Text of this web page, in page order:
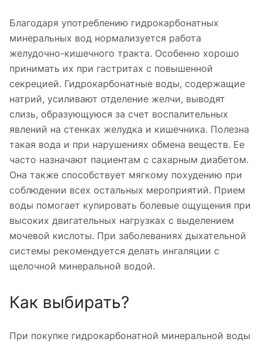
Благодаря употреблению гидрокарбонатных
минеральных вод нормализуется работа
желудочно-кишечного тракта. Особенно хорошо
принимать их при гастритах с повышенной
секрецией. Гидрокарбонатные воды, содержащие
натрий, усиливают отделение желчи, выводят
слизь, образующуюся за счет воспалительных
явлений на стенках желудка и кишечника. Полезна
такая вода и при нарушениях обмена веществ. Ее
часто назначают пациентам с сахарным диабетом.
Она также способствует мягкому похудению при
соблюдении всех остальных мероприятий. Прием
воды помогает купировать болевые ощущения при
высоких двигательных нагрузках с выделением
мочевой кислоты. При заболеваниях дыхательной
системы рекомендуется делать ингаляции с
щелочной минеральной водой.
Как выбирать?
При покупке гидрокарбонатной минеральной воды